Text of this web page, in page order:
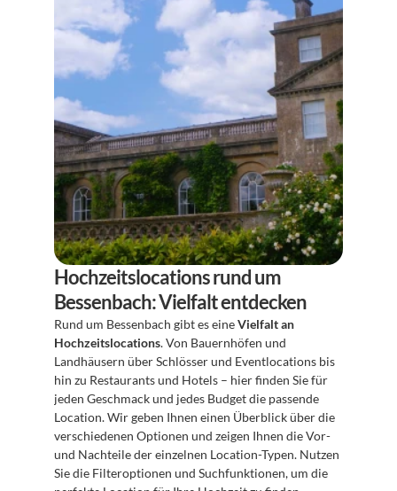
Hochzeitslocations rund um
Bessenbach: Vielfalt entdecken
Rund um Bessenbach gibt es eine Vielfalt an
Hochzeitslocations. Von Bauernhöfen und
Landhäusern über Schlösser und Eventlocations bis
hin zu Restaurants und Hotels – hier finden Sie für
jeden Geschmack und jedes Budget die passende
Location. Wir geben Ihnen einen Überblick über die
verschiedenen Optionen und zeigen Ihnen die Vor-
und Nachteile der einzelnen Location-Typen. Nutzen
Sie die Filteroptionen und Suchfunktionen, um die